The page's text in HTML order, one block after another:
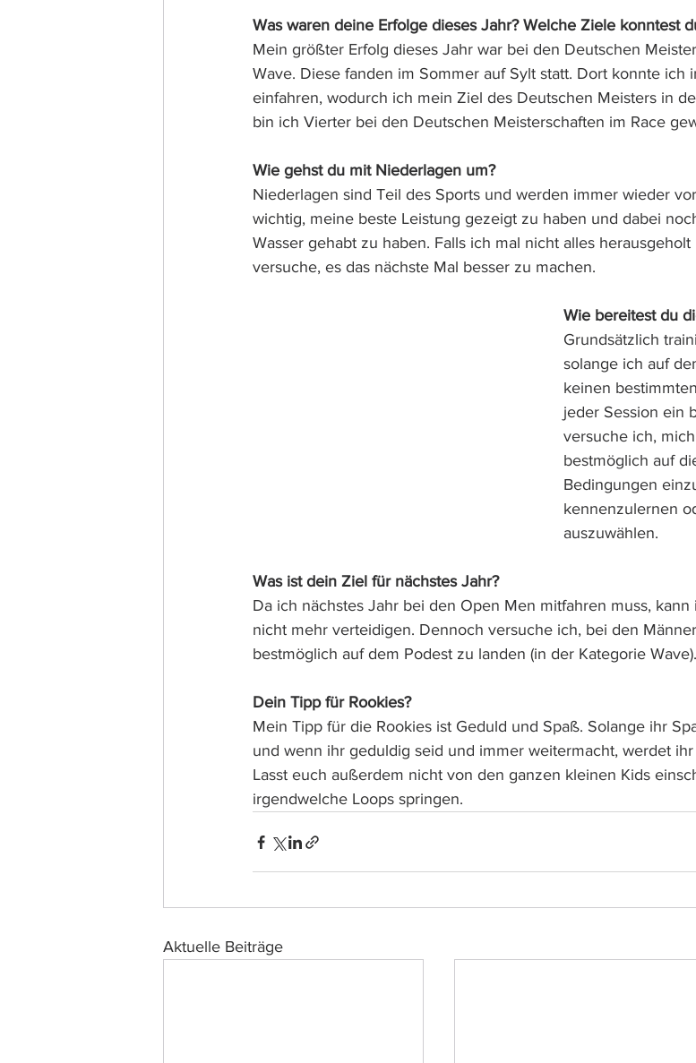
Was waren deine Erfolge dieses Jahr? Welche Ziele konntest
Mein größter Erfolg dieses Jahr war bei den Deutschen
Wave. Diese fanden im Sommer auf Sylt statt. Dort konnte ich
einfahren, wodurch ich mein Ziel des Deutschen Meisters in
bin ich Vierter bei den Deutschen Meisterschaften im Race
Wie gehst du mit Niederlagen um?
Niederlagen sind Teil des Sports und werden immer wieder
wichtig, meine beste Leistung gezeigt zu haben und dabei
Wasser gehabt zu haben. Falls ich mal nicht alles
versuche, es das nächste Mal besser zu machen.
Wie bereitest du
Grundsätzlich
solange ich auf
keinen
jeder Session ein
versuche ich,
bestmöglich auf
Bedingungen
kennenzulernen
auszuwählen.
Was ist dein Ziel für nächstes Jahr?
Da ich nächstes Jahr bei den Open Men mitfahren muss,
nicht mehr verteidigen. Dennoch versuche ich, bei den
bestmöglich auf dem Podest zu landen (in der Kategorie Wave).
Dein Tipp für Rookies?
Mein Tipp für die Rookies ist Geduld und Spaß. Solange ihr
und wenn ihr geduldig seid und immer weitermacht, werdet
Lasst euch außerdem nicht von den ganzen kleinen Kids
irgendwelche Loops springen.
Aktuelle Beiträge